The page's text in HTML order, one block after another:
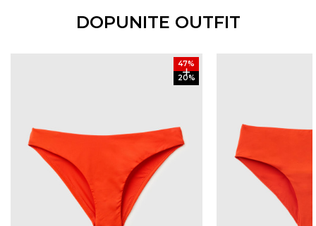
DOPUNITE OUTFIT
47%
20%